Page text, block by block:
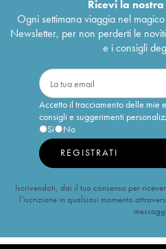
Ricevi la
Ogni settimana viaggia nel
Newsletter, per non perderti le
e i consigli
Accetto il tracciamento delle mie
consigli e suggerimenti
Sì
No
REGISTRATI
Iscrivendoti, dai il tuo consenso per
l’iscrizione in qualsiasi momento